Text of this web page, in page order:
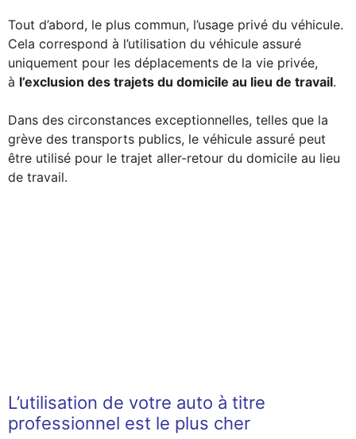
Tout d’abord, le plus commun, l’usage privé du véhicule.
Cela correspond à l’utilisation du véhicule assuré
uniquement pour les déplacements de la vie privée,
à l’exclusion des trajets du domicile au lieu de travail.
Dans des circonstances exceptionnelles, telles que la
grève des transports publics, le véhicule assuré peut
être utilisé pour le trajet aller-retour du domicile au lieu
de travail.
L’utilisation de votre auto à titre
professionnel est le plus cher